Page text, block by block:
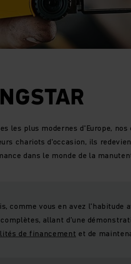
les plus modernes d'Europe,
chariots d'occasion, ils
dans le monde de la
comme vous en avez l'habitude
allant d’une
de financement et de